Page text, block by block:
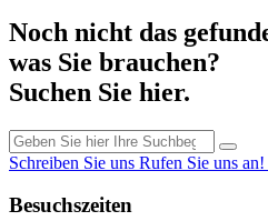
Noch nicht das
was Sie brauchen?
Suchen Sie hier.
Schreiben Sie uns Rufen Sie uns an!
Besuchszeiten